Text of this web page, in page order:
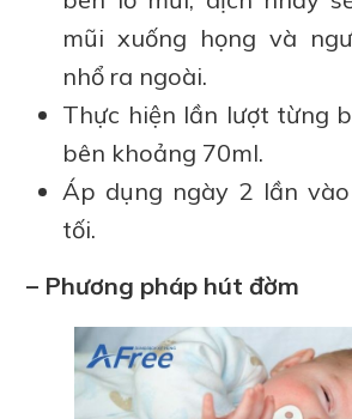
mũi xuống họng và
nhổ ra ngoài.
Thực hiện lần lượt từng
bên khoảng 70ml.
Áp dụng ngày 2 lần
tối.
– Phương pháp hút đờm